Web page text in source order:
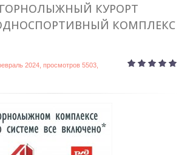
КУРОРТ
КОМПЛЕКС
2024 , просмотров 5503,